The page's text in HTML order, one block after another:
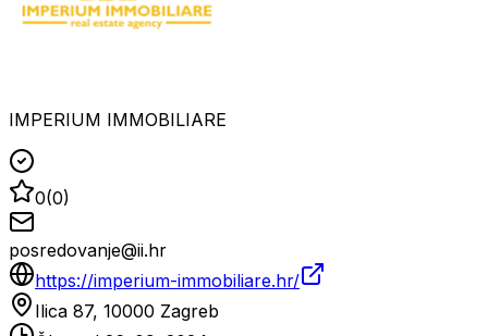
IMPERIUM IMMOBILIARE
0(0)
posredovanje@ii.hr
https://imperium-immobiliare.hr/
Ilica 87, 10000 Zagreb